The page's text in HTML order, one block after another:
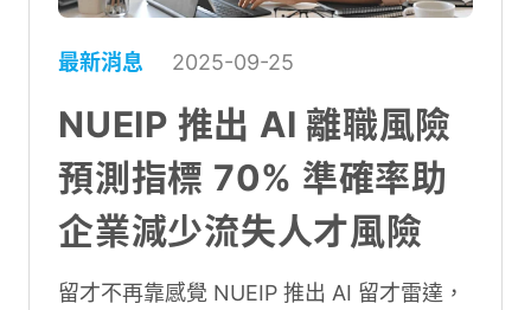
最新消息 2025-09-25
NUEIP 推出 AI 離職風險
預測指標 70% 準確率助
企業減少流失人才風險
留才不再靠感覺 NUEIP 推出 AI 留才雷達，